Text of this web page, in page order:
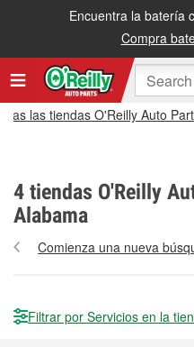
Encuentra la batería
Compra
las tiendas O'Reilly Auto
4 tiendas O'Reilly
Alabama
Comienza una nueva
Filtrar por Servicios en la